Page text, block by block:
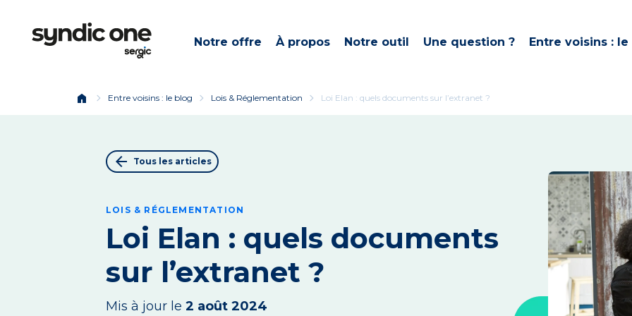
Notre offre À propos Notre outil Une question ? Entre voisins :
home chevron_right Entre voisins : le blog chevron_right Lois & Réglementation chevron_right Loi Elan : quels documents sur l’extranet ?
arrow_back Tous les articles
LOIS & RÉGLEMENTATION
Loi Elan : quels documents
sur l’extranet ?
Mis à jour le 2 août 2024